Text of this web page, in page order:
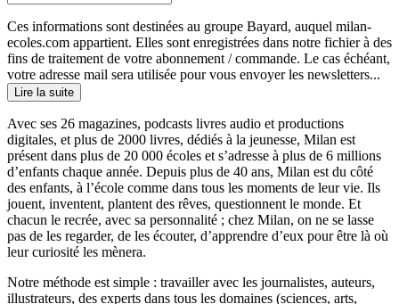
Ces informations sont destinées au groupe Bayard, auquel milan-
ecoles.com appartient. Elles sont enregistrées dans notre fichier à des
fins de traitement de votre abonnement / commande. Le cas échéant,
votre adresse mail sera utilisée pour vous envoyer les newsletters...
Lire la suite
Avec ses 26 magazines, podcasts livres audio et productions
digitales, et plus de 2000 livres, dédiés à la jeunesse, Milan est
présent dans plus de 20 000 écoles et s’adresse à plus de 6 millions
d’enfants chaque année. Depuis plus de 40 ans, Milan est du côté
des enfants, à l’école comme dans tous les moments de leur vie. Ils
jouent, inventent, plantent des rêves, questionnent le monde. Et
chacun le recrée, avec sa personnalité ; chez Milan, on ne se lasse
pas de les regarder, de les écouter, d’apprendre d’eux pour être là où
leur curiosité les mènera.
Notre méthode est simple : travailler avec les journalistes, auteurs,
illustrateurs, des experts dans tous les domaines (sciences, arts,